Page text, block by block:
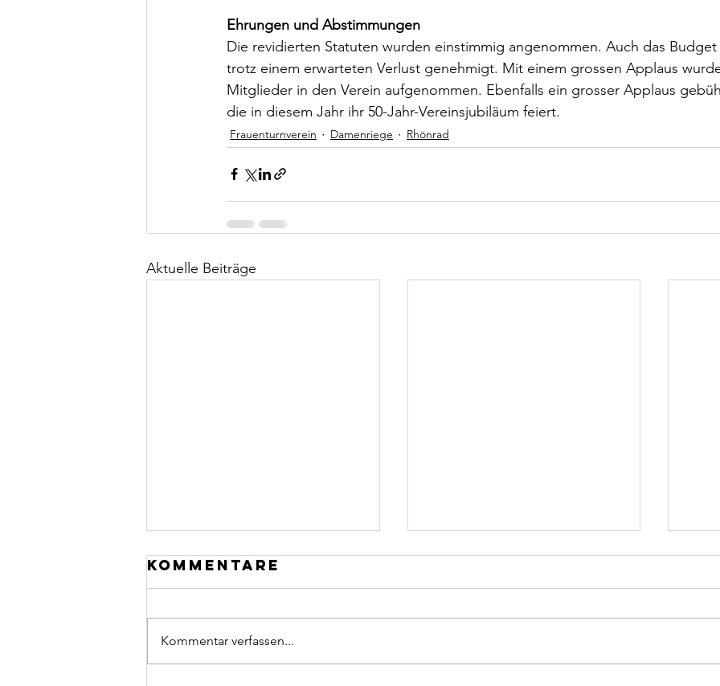
Ehrungen und Abstimmungen
Die revidierten Statuten wurden einstimmig angenommen. Auch das Budget
trotz einem erwarteten Verlust genehmigt. Mit einem grossen Applaus
Mitglieder in den Verein aufgenommen. Ebenfalls ein grosser Applaus
die in diesem Jahr ihr 50-Jahr-Vereinsjubiläum feiert.
Frauenturnverein Damenriege Rhönrad
Aktuelle Beiträge
Kommentare
Kommentar verfassen...